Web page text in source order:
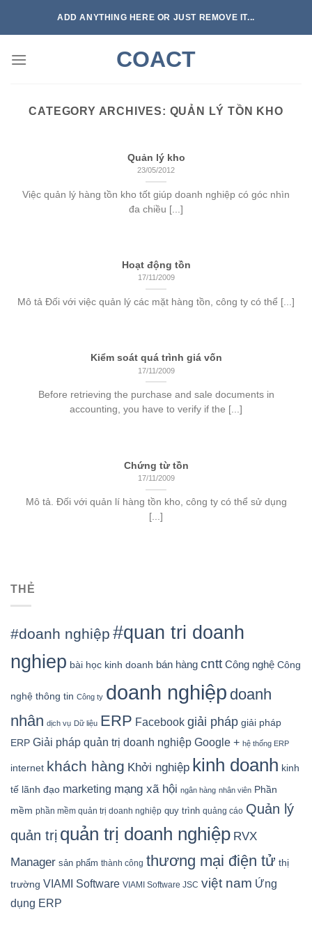
ADD ANYTHING HERE OR JUST REMOVE IT...
COACT
CATEGORY ARCHIVES: QUẢN LÝ TỒN KHO
Quản lý kho
23/05/2012
Việc quản lý hàng tồn kho tốt giúp doanh nghiệp có góc nhìn
đa chiều [...]
Hoạt động tồn
17/11/2009
Mô tả Đối với việc quản lý các mặt hàng tồn, công ty có thể [...]
Kiểm soát quá trình giá vốn
17/11/2009
Before retrieving the purchase and sale documents in
accounting, you have to verify if the [...]
Chứng từ tồn
17/11/2009
Mô tả. Đối với quản lí hàng tồn kho, công ty có thể sử dụng
[...]
THẺ
#doanh nghiệp #quan tri doanh
nghiep bài học kinh doanh bán hàng cntt Công nghệ Công
nghệ thông tin Công ty doanh nghiệp doanh
nhân dịch vụ Dữ liệu ERP Facebook giải pháp giải pháp
ERP Giải pháp quản trị doanh nghiệp Google + hệ thống ERP
internet khách hàng Khởi nghiệp kinh doanh kinh
tế lãnh đạo marketing mạng xã hội ngân hàng nhân viên Phần
mềm phần mềm quản trị doanh nghiệp quy trình quảng cáo Quản lý
quản trị quản trị doanh nghiệp RVX
Manager sản phẩm thành công thương mại điện tử thị
trường VIAMI Software VIAMI Software JSC việt nam Ứng
dụng ERP